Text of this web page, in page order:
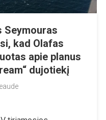
Seymouras
kad Olafas
apie planus
dujotiekį